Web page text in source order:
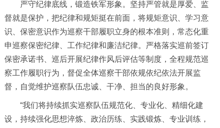
严守纪律底线，锻造铁军形象。坚持严管就是厚爱、监
督就是保护，把纪律和规矩挺在前面，将规矩意识、学习意
识、保密意识作为巡察干部履职立身的根本准则，常态化重
申巡察保密纪律、工作纪律和廉洁纪律。严格落实巡前签订
保密承诺书、巡后开展纪律作风后评估等制度，全程规范巡
察工作履职行为，督促全体巡察干部依规依纪依法开展监
督，自觉维护巡察队伍忠诚、干净、担当的良好形象。
“我们将持续抓实巡察队伍规范化、专业化、精细化建
设，持续强化思想淬炼、政治历练、实践锻炼、专业训练，